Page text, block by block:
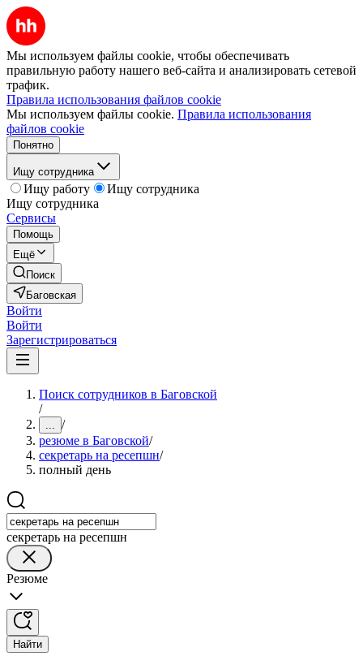
Мы используем файлы cookie, чтобы обеспечивать
правильную работу нашего веб-сайта и анализировать сетевой
трафик.
Правила использования файлов cookie
Мы используем файлы cookie. Правила использования
файлов cookie
Понятно
Ищу сотрудника
Ищу работу
Ищу сотрудника
Ищу сотрудника
Сервисы
Помощь
Ещё
Поиск
Баговская
Войти
Войти
Зарегистрироваться
Поиск сотрудников в Баговской
/
... /
резюме в Баговской/
секретарь на ресепшн/
полный день
секретарь на ресепшн
Резюме
Найти